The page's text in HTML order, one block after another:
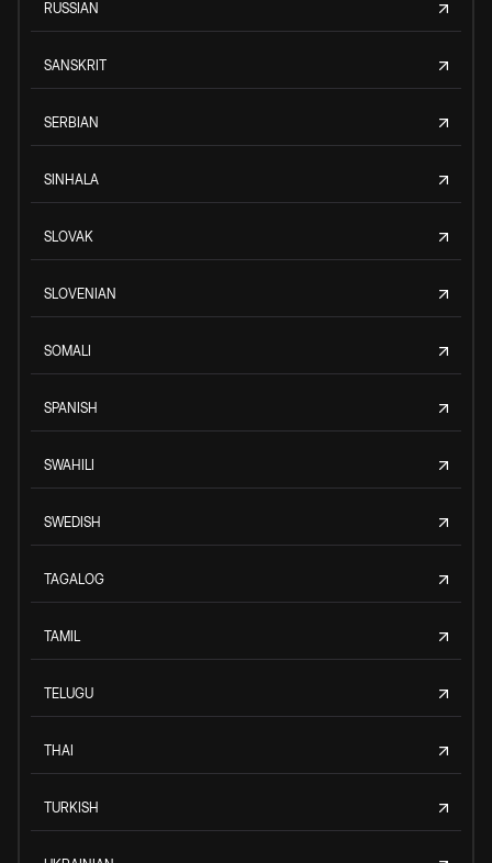
RUSSIAN
SANSKRIT
SERBIAN
SINHALA
SLOVAK
SLOVENIAN
SOMALI
SPANISH
SWAHILI
SWEDISH
TAGALOG
TAMIL
TELUGU
THAI
TURKISH